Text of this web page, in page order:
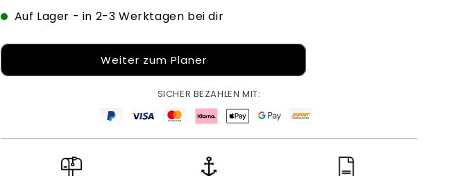
Menge
Patches
Taschen
Menge
Patches
Taschen
Auf Lager - in 2-3 Werktagen bei dir
Weiter zum Planer
SICHER BEZAHLEN MIT: